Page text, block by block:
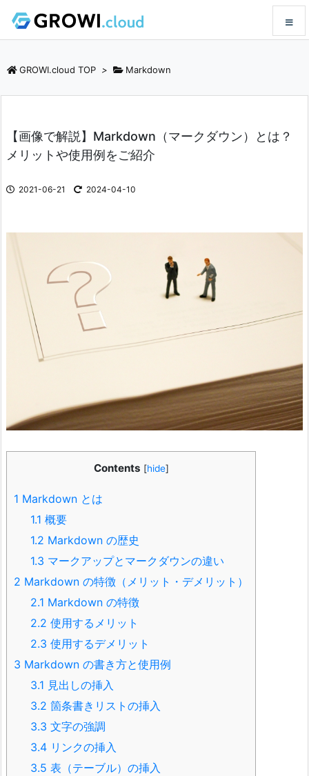
GROWI.cloud TOP > Markdown
【画像で解説】Markdown（マークダウン）とは？
メリットや使用例をご紹介
2021-06-21 2024-04-10
Contents [hide]
1 Markdown とは
1.1 概要
1.2 Markdown の歴史
1.3 マークアップとマークダウンの違い
2 Markdown の特徴（メリット・デメリット）
2.1 Markdown の特徴
2.2 使用するメリット
2.3 使用するデメリット
3 Markdown の書き方と使用例
3.1 見出しの挿入
3.2 箇条書きリストの挿入
3.3 文字の強調
3.4 リンクの挿入
3.5 表（テーブル）の挿入